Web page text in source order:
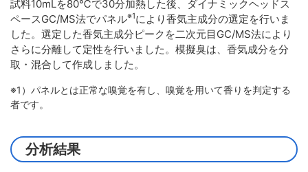
試料10mLを80℃で30分加熱した後、ダイナミックヘッドス
ペースGC/MS法でパネル※1により香気主成分の選定を行いま
した。選定した香気主成分ピークを二次元目GC/MS法により
さらに分離して定性を行いました。模擬臭は、香気成分を分
取・混合して作成しました。
※1）パネルとは正常な嗅覚を有し、嗅覚を用いて香りを判定する
者です。
分析結果